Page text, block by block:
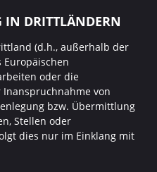
IN DRITTLÄNDERN
(d.h., außerhalb der
Europäischen
oder die
von
bzw. Übermittlung
Stellen oder
dies nur im Einklang mit